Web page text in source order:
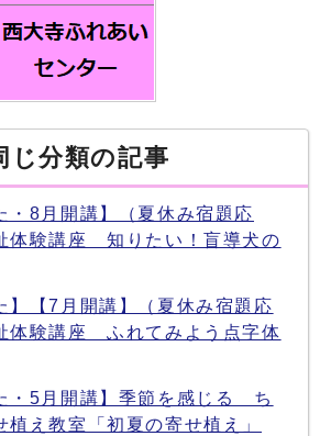
じ分類の記事
・8月開講】（夏休み宿題応
体験講座 知りたい！盲導犬の
】【7月開講】（夏休み宿題応
体験講座 ふれてみよう点字体
・5月開講】季節を感じる ち
植え教室「初夏の寄せ植え」